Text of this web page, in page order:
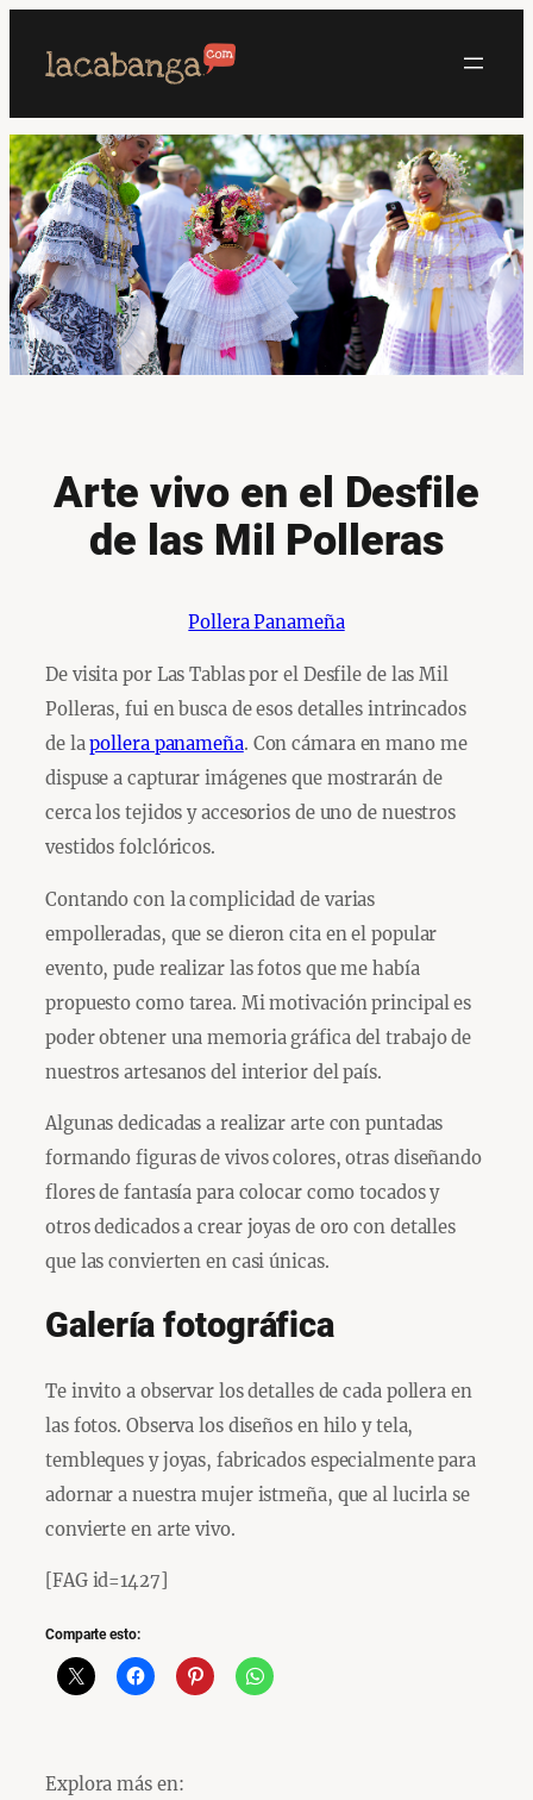
Arte vivo en el Desfile
de las Mil Polleras
Pollera Panameña
De visita por Las Tablas por el Desfile de las Mil
Polleras, fui en busca de esos detalles intrincados
de lapollera panameña. Con cámara en mano me
dispuse a capturar imágenes que mostrarán de
cerca los tejidos y accesorios de uno de nuestros
vestidos folclóricos.
Contando con la complicidad de varias
empolleradas, que se dieron cita en el popular
evento, pude realizar las fotos que me había
propuesto como tarea. Mi motivación principal es
poder obtener una memoria gráfica del trabajo de
nuestros artesanos del interior del país.
Algunas dedicadas a realizar arte con puntadas
formando figuras de vivos colores, otras diseñando
flores de fantasía para colocar como tocados y
otros dedicados a crear joyas de oro con detalles
que las convierten en casi únicas.
Galería fotográfica
Te invito a observar los detalles de cada pollera en
las fotos. Observa los diseños en hilo y tela,
tembleques y joyas, fabricados especialmente para
adornar a nuestra mujer istmeña, que al lucirla se
convierte en arte vivo.
[FAG id=1427]
Comparte esto:
Explora más en: